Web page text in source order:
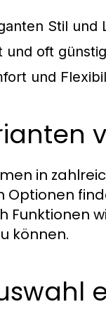
Stil und
und oft
und
in
Optionen
Funktionen
können.